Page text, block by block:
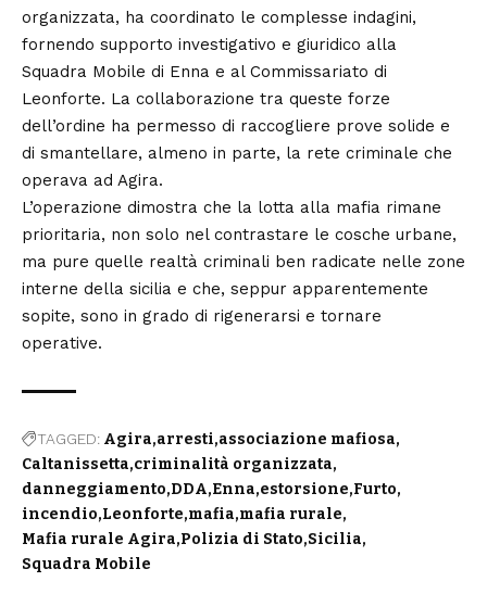
organizzata, ha coordinato le complesse indagini,
fornendo supporto investigativo e giuridico alla
Squadra Mobile di Enna e al Commissariato di
Leonforte. La collaborazione tra queste forze
dell’ordine ha permesso di raccogliere prove solide e
di smantellare, almeno in parte, la rete criminale che
operava ad Agira.
L’operazione dimostra che la lotta alla mafia rimane
prioritaria, non solo nel contrastare le cosche urbane,
ma pure quelle realtà criminali ben radicate nelle zone
interne della sicilia e che, seppur apparentemente
sopite, sono in grado di rigenerarsi e tornare
operative.
TAGGED: Agira arresti associazione mafiosa
Caltanissetta criminalità organizzata
danneggiamento DDA Enna estorsione Furto
incendio Leonforte mafia mafia rurale
Mafia rurale Agira Polizia di Stato Sicilia
Squadra Mobile